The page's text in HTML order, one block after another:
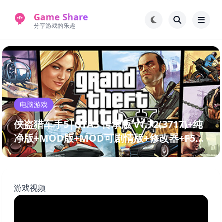
Game Share
分享游戏的乐趣
首页 电脑游戏
手机游戏 常见问题解答
新版游戏站 永久地址
电脑游戏
侠盗猎车手5|GTA5 传承版 v1.72(3717)+纯
净版+MOD版+MOD可剧情版+修改器+F5开
启菜单（Grand Theft Auto V）免安装中文
游戏视频